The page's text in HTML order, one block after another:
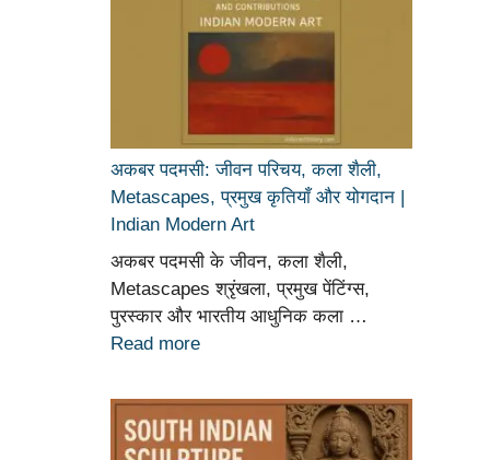
अकबर पदमसी: जीवन परिचय, कला शैली,
Metascapes, प्रमुख कृतियाँ और योगदान |
Indian Modern Art
अकबर पदमसी के जीवन, कला शैली,
Metascapes श्रृंखला, प्रमुख पेंटिंग्स,
पुरस्कार और भारतीय आधुनिक कला …
Read more